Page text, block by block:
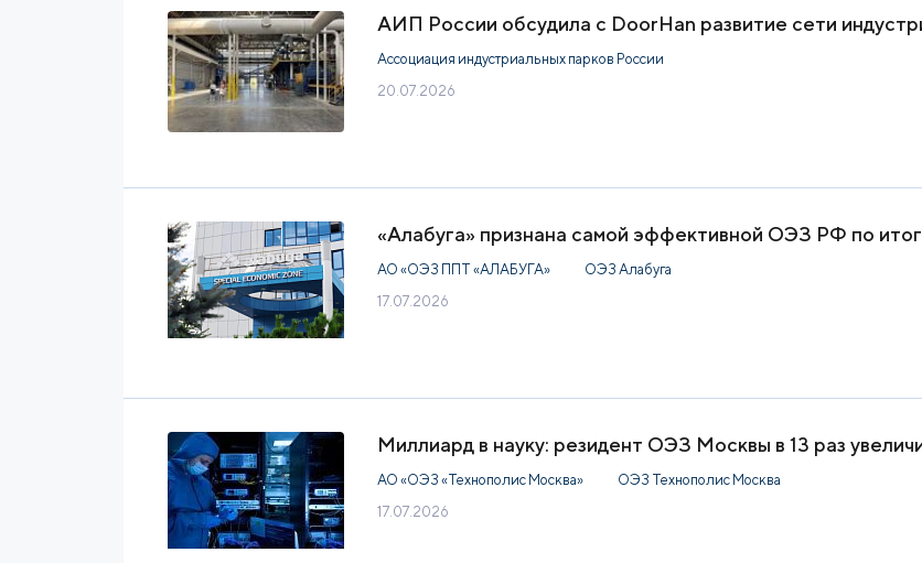
АИП России обсудила с DoorHan развитие сети
Ассоциация индустриальных парков России
20.07.2026
«Алабуга» признана самой эффективной ОЭЗ РФ по
АО «ОЭЗ ППТ «АЛАБУГА»
ОЭЗ Алабуга
17.07.2026
Миллиард в науку: резидент ОЭЗ Москвы в 13 раз
АО «ОЭЗ «Технополис Москва»
ОЭЗ Технополис Москва
17.07.2026